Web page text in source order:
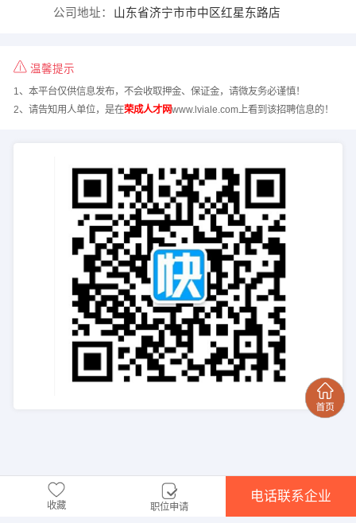
公司地址： 山东省济宁市市中区红星东路店
温馨提示
1、本平台仅供信息发布，不会收取押金、保证金，请微友务必谨慎！
2、请告知用人单位，是在荣成人才网www.lviale.com上看到该招聘信息的！
收藏 职位申请
电话联系企业